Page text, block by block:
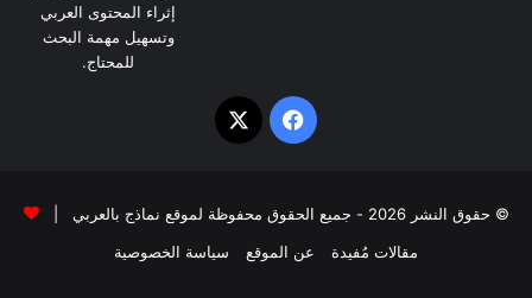
إثراء المحتوى العربي
وتسهيل مهمة البحث
للمحتاج.
فيسبوك
‫X
© حقوق النشر 2026 - جميع الحقوق محفوظة لموقع نماذج بالعربي |
مقالات مُفيدة
عن الموقع سياسة الخصوصية